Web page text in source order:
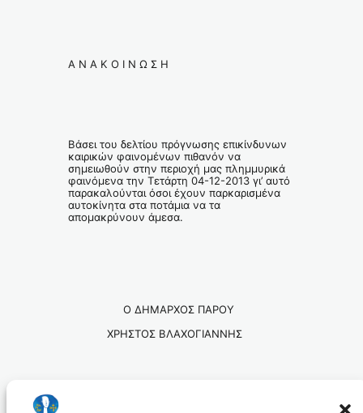
Α Ν Α Κ Ο Ι Ν Ω Σ Η
Βάσει του δελτίου πρόγνωσης επικίνδυνων
καιρικών φαινομένων πιθανόν να
σημειωθούν στην περιοχή μας πλημμυρικά
φαινόμενα την Τετάρτη 04-12-2013 γι’ αυτό
παρακαλούνται όσοι έχουν παρκαρισμένα
αυτοκίνητα στα ποτάμια να τα
απομακρύνουν άμεσα.
Ο ΔΗΜΑΡΧΟΣ ΠΑΡΟΥ
ΧΡΗΣΤΟΣ ΒΛΑΧΟΓΙΑΝΝΗΣ